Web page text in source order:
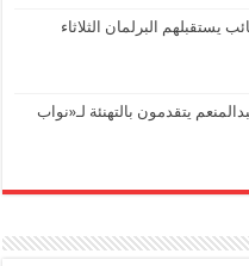
أسماء أول 100 نائب يستقبلهم البرلمان الثلاثاء
يتقدمون بالتهنئة لـ«نواب